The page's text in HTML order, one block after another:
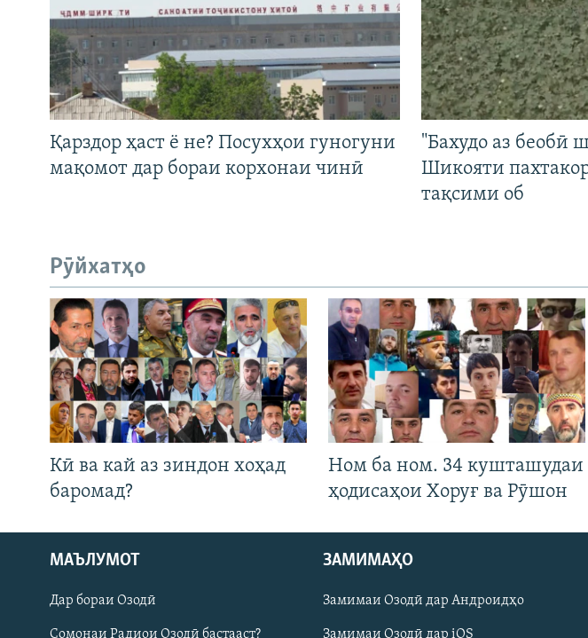
Русский
ПАЙГИРӢ КУНЕД
Қарздор ҳаст ё не? Посухҳои гуногуни
мақомот дар бораи корхонаи чинӣ
"Бахудо аз беобӣ
Шикояти
тақсими об
Рӯйхатҳо
Кӣ ва кай аз зиндон хоҳад
баромад?
Ном ба ном. 34 кушташудаи
ҳодисаҳои Хоруғ ва Рӯшон
МАЪЛУМОТ
Дар бораи Озодӣ
Сомонаи Радиои Озодӣ бастааст?
ЗАМИМАҲО
Замимаи Озодӣ дар Андроидҳо
Замимаи Озодӣ дар iOS